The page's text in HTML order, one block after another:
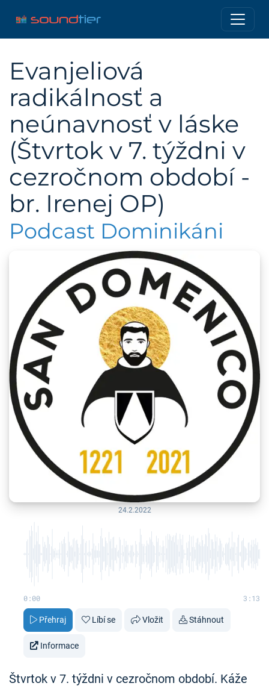
Evanjeliová
radikálnosť a
neúnavnosť v láske
(Štvrtok v 7. týždni v
cezročnom období -
br. Irenej OP)
Podcast Dominikáni
24.2.2022
0:00 3:13
Přehraj Líbí se Vložit Stáhnout
Informace
Štvrtok v 7. týždni v cezročnom období. Káže